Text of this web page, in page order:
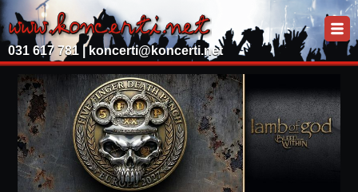
031 617 781 | koncerti@koncerti.net